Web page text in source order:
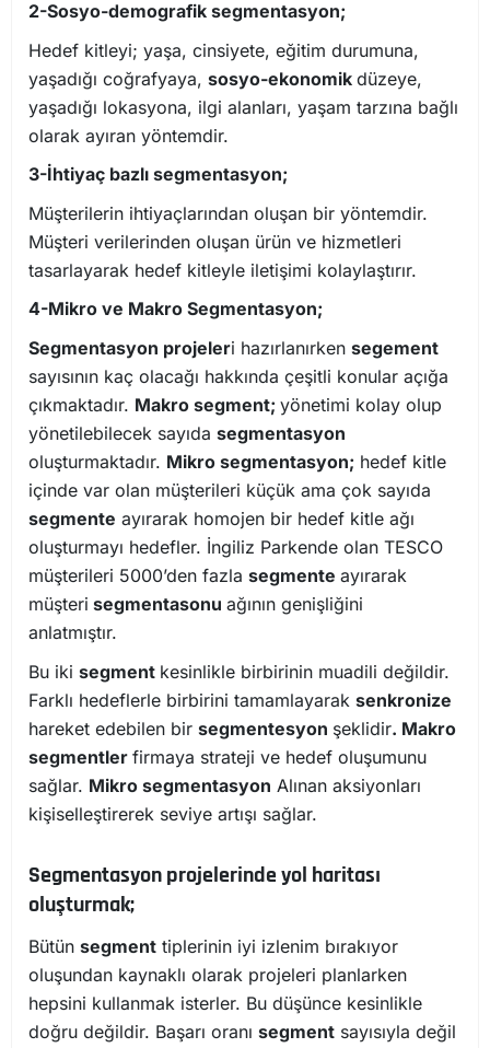
2-Sosyo-demografik segmentasyon;
Hedef kitleyi; yaşa, cinsiyete, eğitim durumuna,
yaşadığı coğrafyaya, sosyo-ekonomik düzeye,
yaşadığı lokasyona, ilgi alanları, yaşam tarzına bağlı
olarak ayıran yöntemdir.
3-İhtiyaç bazlı segmentasyon;
Müşterilerin ihtiyaçlarından oluşan bir yöntemdir.
Müşteri verilerinden oluşan ürün ve hizmetleri
tasarlayarak hedef kitleyle iletişimi kolaylaştırır.
4-Mikro ve Makro Segmentasyon;
Segmentasyon projeleri hazırlanırken segement
sayısının kaç olacağı hakkında çeşitli konular açığa
çıkmaktadır. Makro segment; yönetimi kolay olup
yönetilebilecek sayıda segmentasyon
oluşturmaktadır. Mikro segmentasyon; hedef kitle
içinde var olan müşterileri küçük ama çok sayıda
segmente ayırarak homojen bir hedef kitle ağı
oluşturmayı hedefler. İngiliz Parkende olan TESCO
müşterileri 5000’den fazla segmente ayırarak
müşteri segmentasonu ağının genişliğini
anlatmıştır.
Bu iki segment kesinlikle birbirinin muadili değildir.
Farklı hedeflerle birbirini tamamlayarak senkronize
hareket edebilen bir segmentesyon şeklidir. Makro
segmentler firmaya strateji ve hedef oluşumunu
sağlar. Mikro segmentasyon Alınan aksiyonları
kişiselleştirerek seviye artışı sağlar.
Segmentasyon projelerinde yol haritası
oluşturmak;
Bütün segment tiplerinin iyi izlenim bırakıyor
oluşundan kaynaklı olarak projeleri planlarken
hepsini kullanmak isterler. Bu düşünce kesinlikle
doğru değildir. Başarı oranı segment sayısıyla değil